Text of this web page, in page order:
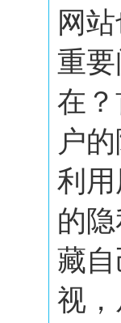
网
重
在
户
利
的
藏
视